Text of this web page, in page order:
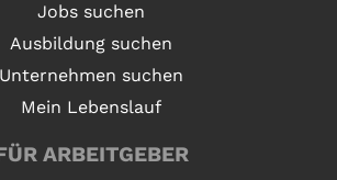
Jobs suchen
Ausbildung suchen
Unternehmen suchen
Mein Lebenslauf
ARBEITGEBER